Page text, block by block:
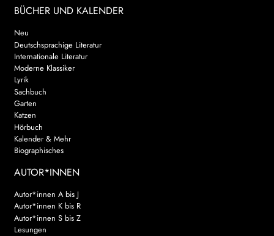
BÜCHER UND KALENDER
Neu
Deutschsprachige Literatur
Internationale Literatur
Moderne Klassiker
Lyrik
Sachbuch
Garten
Katzen
Hörbuch
Kalender & Mehr
Biographisches
AUTOR*INNEN
Autor*innen A bis J
Autor*innen K bis R
Autor*innen S bis Z
Lesungen